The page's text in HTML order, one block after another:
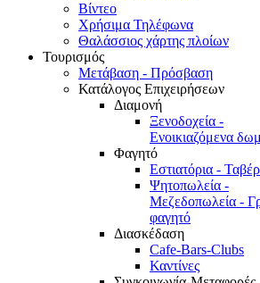
Βίντεο
Χρήσιμα Τηλέφωνα
Θαλάσσιος χάρτης πλοίων
Τουρισμός
Μετάβαση - Πρόσβαση
Κατάλογος Επιχειρήσεων
Διαμονή
Ξενοδοχεία -
Ενοικιαζόμενα
Φαγητό
Εστιατόρια -
Ψητοπωλεία -
Μεζεδοπωλεία -
φαγητό
Διασκέδαση
Cafe-Bars-Clubs
Καντίνες